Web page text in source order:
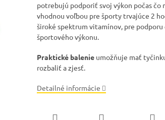
potrebujú podporiť svoj výkon počas čo
vhodnou voľbou pre športy trvajúce 2
široké spektrum vitamínov, pre
športového výkonu.
Praktické balenieumožňuje mať
rozbaliť a zjesť.
Detailné informácie